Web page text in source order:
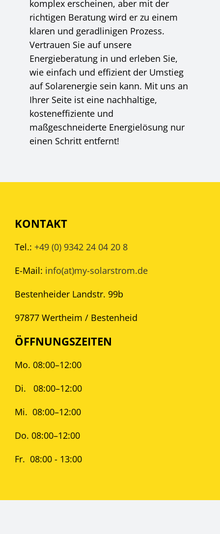
komplex erscheinen, aber mit der
richtigen Beratung wird er zu einem
klaren und geradlinigen Prozess.
Vertrauen Sie auf unsere
Energieberatung in und erleben Sie,
wie einfach und effizient der Umstieg
auf Solarenergie sein kann. Mit uns an
Ihrer Seite ist eine nachhaltige,
kosteneffiziente und
maßgeschneiderte Energielösung nur
einen Schritt entfernt!
KONTAKT
Tel.: +49 (0) 9342 24 04 20 8
E-Mail: info(at)my-solarstrom.de
Bestenheider Landstr. 99b
97877 Wertheim / Bestenheid
ÖFFNUNGSZEITEN
Mo. 08:00–12:00
Di. 08:00–12:00
Mi. 08:00–12:00
Do. 08:00–12:00
Fr. 08:00 - 13:00